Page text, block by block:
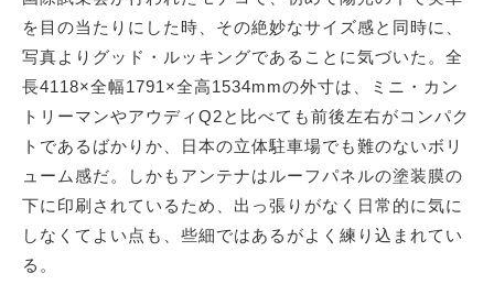
を目の当たりにした時、その絶妙なサイズ感と同時に、
写真よりグッド・ルッキングであることに気づいた。全
長4118×全幅1791×全高1534mmの外寸は、ミニ・カン
トリーマンやアウディQ2と比べても前後左右がコンパク
トであるばかりか、日本の立体駐車場でも難のないボリ
ューム感だ。しかもアンテナはルーフパネルの塗装膜の
下に印刷されているため、出っ張りがなく日常的に気に
しなくてよい点も、些細ではあるがよく練り込まれてい
る。